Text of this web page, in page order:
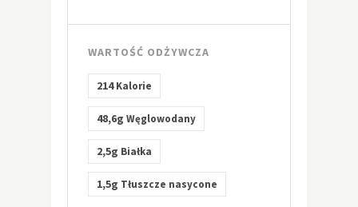
WARTOŚĆ ODŻYWCZA
214 Kalorie
48,6g Węglowodany
2,5g Białka
1,5g Tłuszcze nasycone